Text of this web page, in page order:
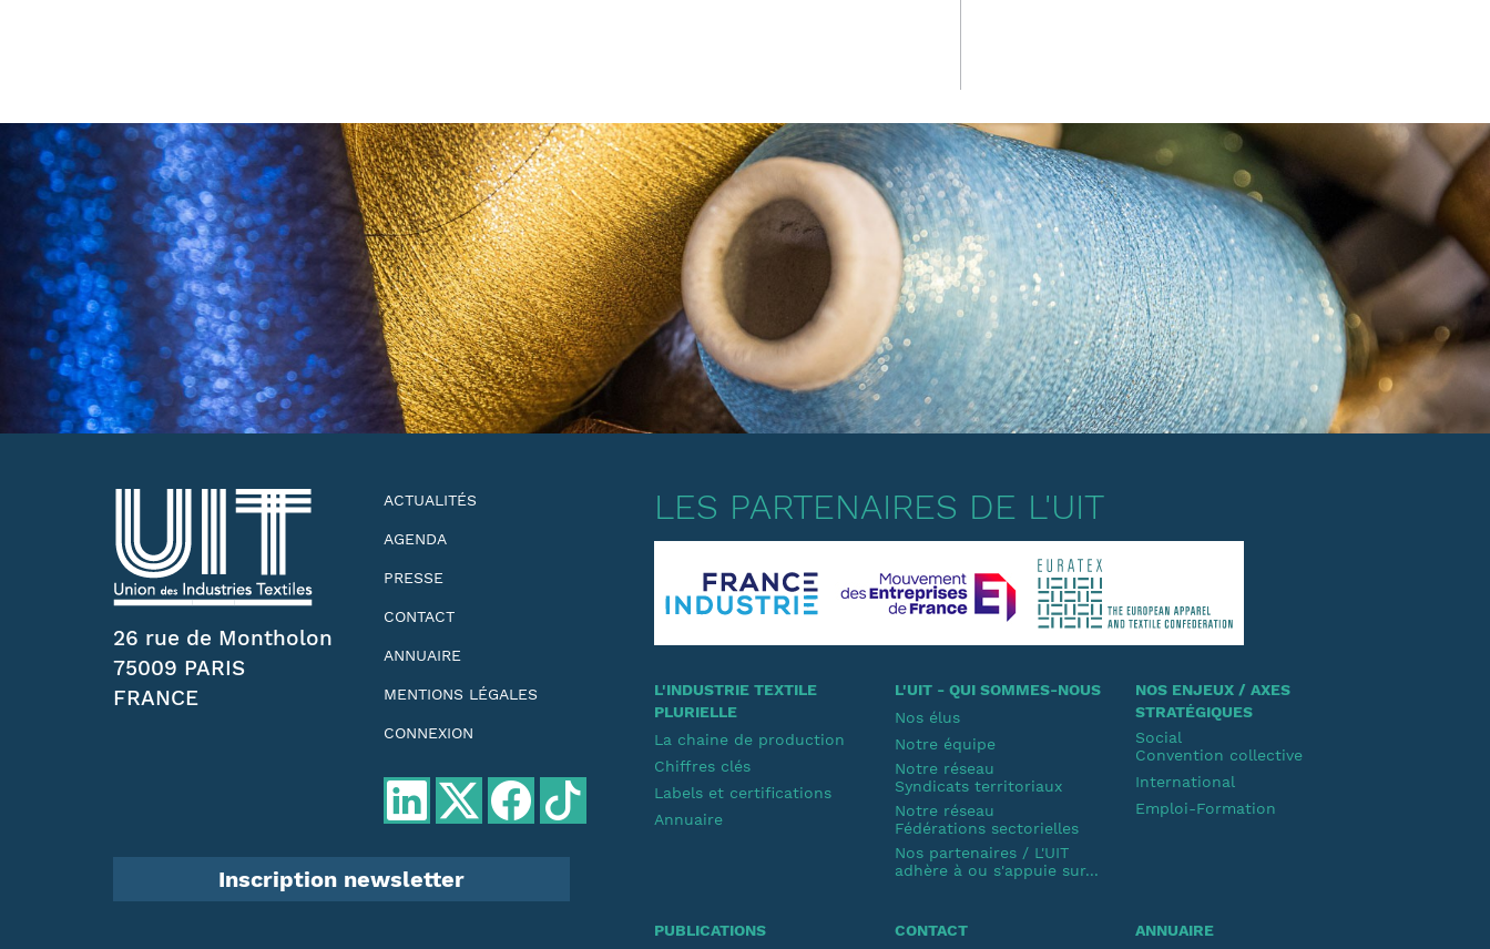
26 rue de Montholon
75009 PARIS
FRANCE
ACTUALITÉS
AGENDA
PRESSE
CONTACT
ANNUAIRE
MENTIONS LÉGALES
CONNEXION
Inscription newsletter
LES PARTENAIRES DE L'UIT
L'INDUSTRIE TEXTILE
PLURIELLE
La chaine de production
Chiffres clés
Labels et certifications
Annuaire
L'UIT - QUI SOMMES-NOUS
Nos élus
Notre équipe
Notre réseau
Syndicats territoriaux
Notre réseau
Fédérations sectorielles
Nos partenaires / L'UIT
adhère à ou s'appuie sur...
NOS ENJEUX / AXES
STRATÉGIQUES
Social
Convention collective
International
Emploi-Formation
PUBLICATIONS CONTACT ANNUAIRE